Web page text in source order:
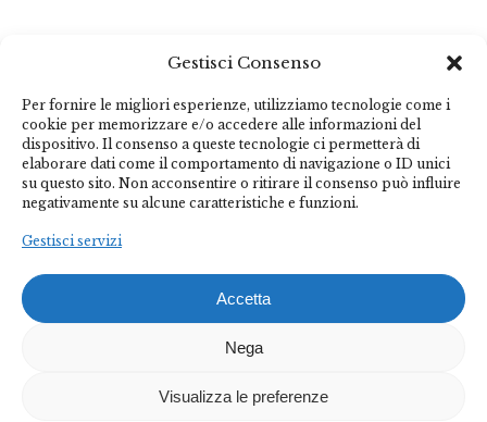
Gestisci Consenso
Per fornire le migliori esperienze, utilizziamo tecnologie come i
cookie per memorizzare e/o accedere alle informazioni del
dispositivo. Il consenso a queste tecnologie ci permetterà di
elaborare dati come il comportamento di navigazione o ID unici
su questo sito. Non acconsentire o ritirare il consenso può influire
negativamente su alcune caratteristiche e funzioni.
Gestisci servizi
Accetta
Nega
Visualizza le preferenze